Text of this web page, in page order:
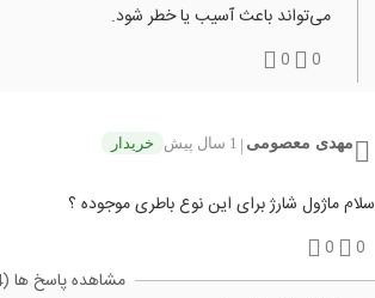
می‌تواند باعث آسیب یا خطر شود.
0
0
مهدی معصومی 1 سال پیش خریدار
سلام ماژول شارژ برای این نوع باطری موجوده ؟
0
0
مشاهده پاسخ ها (4)